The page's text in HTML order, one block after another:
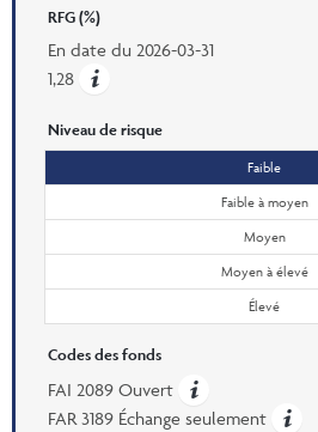
RFG (%)
En date du 2026-03-31
1,28
Niveau de risque
Faible
Faible à moyen
Moyen
Moyen à élevé
Élevé
Codes des fonds
FAI 2089 Ouvert
FAR 3189 Échange seulement